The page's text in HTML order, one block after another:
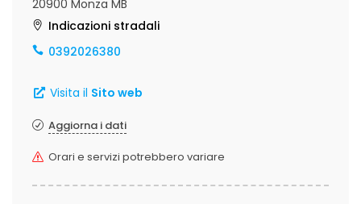
20900 Monza MB
Indicazioni stradali
0392026380
Visita il Sito web
Aggiorna i dati
Orari e servizi potrebbero variare